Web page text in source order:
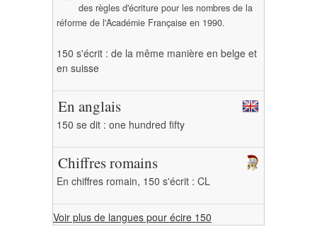
des règles d'écriture pour les nombres de la
réforme de l'Académie Française en 1990.
150 s'écrit : de la même manière en belge et
en suisse
En anglais
150 se dit : one hundred fifty
Chiffres romains
En chiffres romain, 150 s'écrit : CL
Voir plus de langues pour écire 150